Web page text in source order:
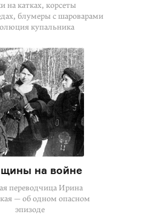
на катках, корсеты
блумеры с шароварами
купальника
на войне
переводчица Ирина
— об одном опасном
эпизоде